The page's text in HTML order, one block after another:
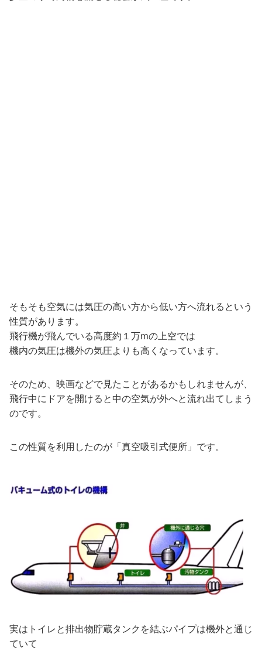
そもそも空気には気圧の高い方から低い方へ流れるという
性質があります。
飛行機が飛んでいる高度約１万mの上空では
機内の気圧は機外の気圧よりも高くなっています。
そのため、映画などで見たことがあるかもしれませんが、
飛行中にドアを開けると中の空気が外へと流れ出てしまう
のです。
この性質を利用したのが「真空吸引式便所」です。
実はトイレと排出物貯蔵タンクを結ぶパイプは機外と通じ
ていて